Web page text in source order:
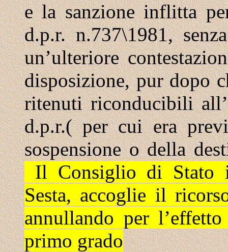
e la sanzione inflitta
d.p.r. n.737\1981,
un’ulteriore
disposizione, pur dopo
ritenuti riconducibili
d.p.r.( per cui era
sospensione o della
Il Consiglio di Stato
Sesta, accoglie il
annullando per
primo grado